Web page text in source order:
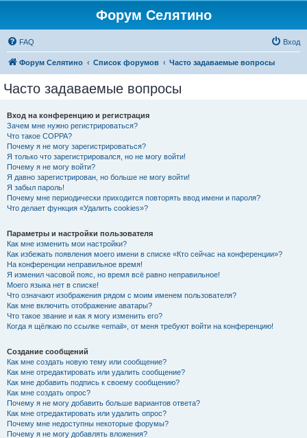
Форум Селятино
FAQ Вход
Форум Селятино Список форумов Часто задаваемые вопросы
Часто задаваемые вопросы
Вход на конференцию и регистрация
Зачем мне нужно регистрироваться?
Что такое COPPA?
Почему я не могу зарегистрироваться?
Я только что зарегистрировался, но не могу войти!
Почему я не могу войти?
Я давно зарегистрирован, но больше не могу войти!
Я забыл пароль!
Почему мне периодически приходится повторять ввод имени и пароля?
Что делает функция «Удалить cookies»?
Параметры и настройки пользователя
Как мне изменить мои настройки?
Как избежать появления моего имени в списке «Кто сейчас на конференции»?
На конференции неправильное время!
Я изменил часовой пояс, но время всё равно неправильное!
Моего языка нет в списке!
Что означают изображения рядом с моим именем пользователя?
Как мне включить отображение аватары?
Что такое звание и как я могу изменить его?
Когда я щёлкаю по ссылке «email», от меня требуют войти на конференцию!
Создание сообщений
Как мне создать новую тему или сообщение?
Как мне отредактировать или удалить сообщение?
Как мне добавить подпись к своему сообщению?
Как мне создать опрос?
Почему я не могу добавить больше вариантов ответа?
Как мне отредактировать или удалить опрос?
Почему мне недоступны некоторые форумы?
Почему я не могу добавлять вложения?